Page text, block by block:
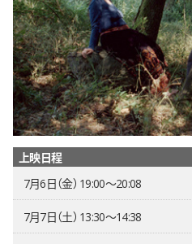
上映日程
7月6日（金） 19:00〜20:08
7月7日（土） 13:30〜14:38